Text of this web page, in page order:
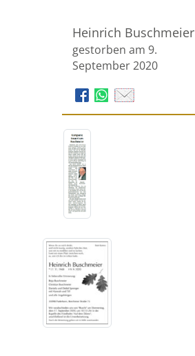
Heinrich Buschmeier
gestorben am 9.
September 2020